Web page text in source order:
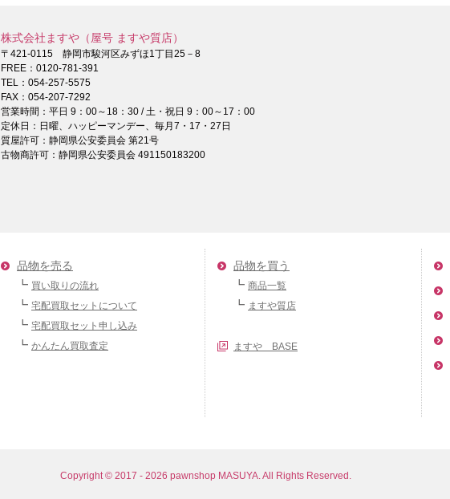
株式会社ますや（屋号 ますや質店）
〒421-0115 静岡市駿河区みずほ1丁目25－8
FREE： 0120-781-391
TEL： 054-257-5575
FAX：054-207-7292
営業時間：平日 9：00～18：30 / 土・祝日 9：00～17：00
定休日：日曜、ハッピーマンデー、毎月7・17・27日
質屋許可：静岡県公安委員会 第21号
古物商許可：静岡県公安委員会 491150183200
品物を売る
買い取りの流れ
宅配買取セットについて
宅配買取セット申し込み
かんたん買取査定
品物を買う
商品一覧
ますや質店
ますや BASE
Copyright © 2017 - 2026 pawnshop MASUYA. All Rights Reserved.